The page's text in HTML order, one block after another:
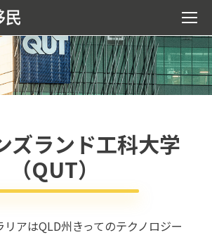
ズランド工科大学
（QUT）
リアはQLD州きってのテクノロジー